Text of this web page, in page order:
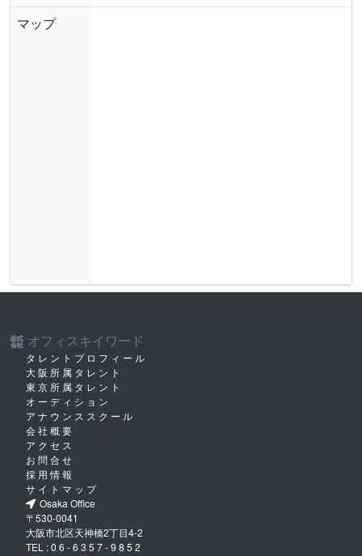
マップ
株式
会社 オフィスキイワード
タレントプロフィール
大阪所属タレント
東京所属タレント
オーディション
アナウンススクール
会社概要
アクセス
お問合せ
採用情報
サイトマップ
Osaka Office
〒530-0041
大阪市北区天神橋2丁目4-2
TEL :06-6357-9852